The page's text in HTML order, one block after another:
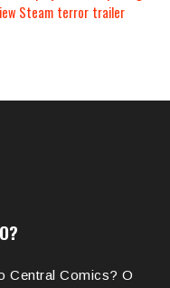
Steam terror trailer
Central Comics? O